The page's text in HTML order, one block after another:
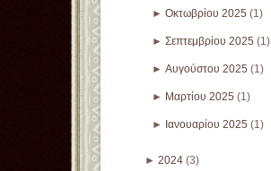
► Οκτωβρίου 2025 (1)
► Σεπτεμβρίου 2025 (1)
► Αυγούστου 2025 (1)
► Μαρτίου 2025 (1)
► Ιανουαρίου 2025 (1)
► 2024 (3)